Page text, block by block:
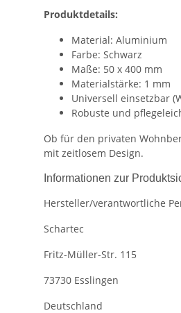
Produktdetails:
Material: Aluminium
Farbe: Schwarz
Maße: 50 x 400 mm
Materialstärke: 1 mm
Universell einsetzbar
Robuste und
Ob für den privaten
mit zeitlosem Design.
Informationen zur
Hersteller/verantwortliche
Schartec
Fritz-Müller-Str. 115
73730 Esslingen
Deutschland